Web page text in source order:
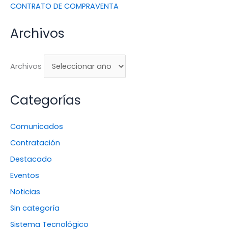
CONTRATO DE COMPRAVENTA
Archivos
Archivos
Categorías
Comunicados
Contratación
Destacado
Eventos
Noticias
Sin categoría
Sistema Tecnológico